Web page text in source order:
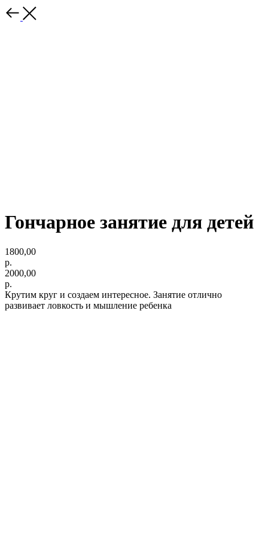
Гончарное занятие для детей
1800,00
р.
2000,00
р.
Крутим круг и создаем интересное. Занятие отлично
развивает ловкость и мышление ребенка